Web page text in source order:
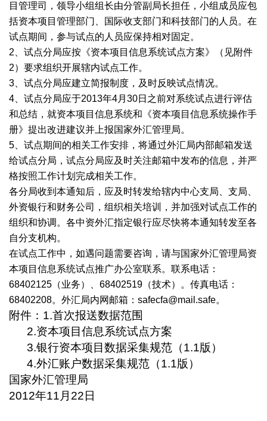
目管理司，领导小组组长由分管副局长担任，小组成员应包
括资本项目管理部门、国际收支部门和科技部门的人员。在
试点期间，参与试点的人员应保持相对固定。
2、试点分局应按《资本项目信息系统试点方案》（见附件
2）要求组织开展辖内试点工作。
3、试点分局应建立简报制度，及时反映试点情况。
4、试点分局应于2013年4月30日之前对系统试点进行评估
和总结，就资本项目信息系统和《资本项目信息系统操作手
册》提出改进建议并上报国家外汇管理局。
5、试点期间的相关工作安排，将通过外汇局内部邮箱发送
给试点分局，试点分局应及时关注邮箱中发布的信息，并严
格按照工作计划完成相关工作。
各分局收到本通知后，应及时转发给辖内中心支局、支局、
外资银行和财务公司，组织相关培训，并加强对试点工作的
组织和协调。各中资外汇指定银行应尽快将本通知转发至各
自分支机构。
在试点工作中，如遇问题需要咨询，请与国家外汇管理局资
本项目信息系统试点推广办公室联系。联系电话：
68402125（业务）、68402519（技术）。传真电话：
68402208。外汇局内网邮箱： safecfa@mail.safe。
附件： 1.首次报送数据范围
2.资本项目信息系统试点方案
3.银行资本项目数据采集规范（1.1版）
4.外汇账户数据采集规范（1.1版）
国家外汇管理局
2012年11 月 22 日